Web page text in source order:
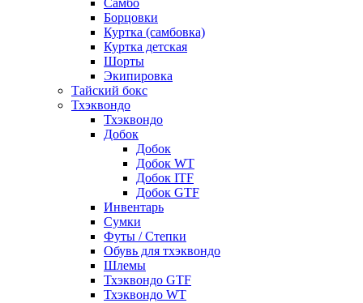
Самбо
Борцовки
Куртка (самбовка)
Куртка детская
Шорты
Экипировка
Тайский бокс
Тхэквондо
Тхэквондо
Добок
Добок
Добок WT
Добок ITF
Добок GTF
Инвентарь
Сумки
Футы / Степки
Обувь для тхэквондо
Шлемы
Тхэквондо GTF
Тхэквондо WT